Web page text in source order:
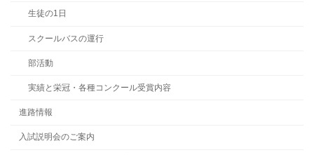
生徒の1日
スクールバスの運行
部活動
実績と栄冠・各種コンクール受賞内容
進路情報
入試説明会のご案内